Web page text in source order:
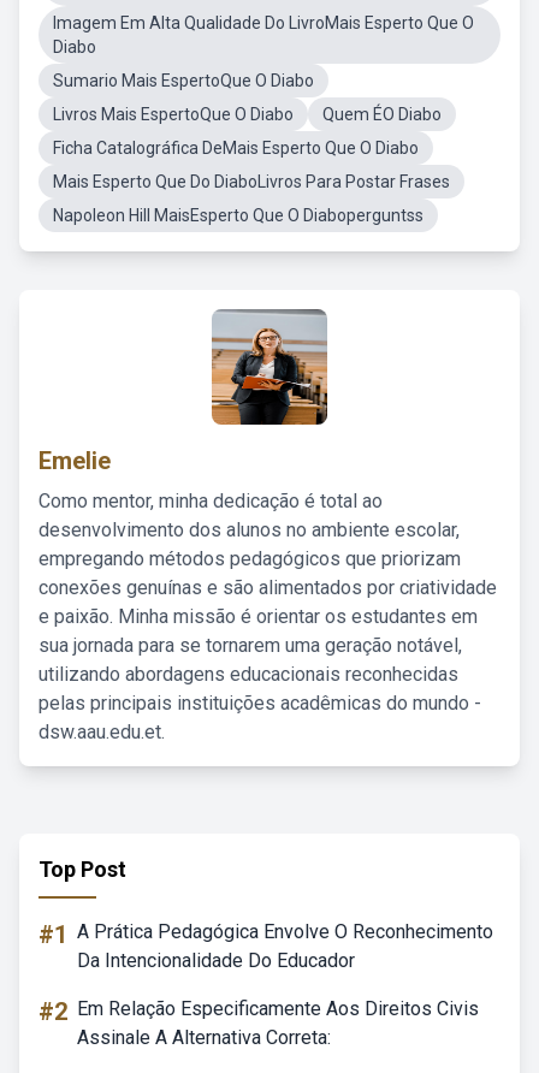
Imagem Em Alta Qualidade Do LivroMais Esperto Que O
Diabo
Sumario Mais EspertoQue O Diabo
Livros Mais EspertoQue O Diabo
Quem ÉO Diabo
Ficha Catalográfica DeMais Esperto Que O Diabo
Mais Esperto Que Do DiaboLivros Para Postar Frases
Napoleon Hill MaisEsperto Que O Diaboperguntss
Emelie
Como mentor, minha dedicação é total ao
desenvolvimento dos alunos no ambiente escolar,
empregando métodos pedagógicos que priorizam
conexões genuínas e são alimentados por criatividade
e paixão. Minha missão é orientar os estudantes em
sua jornada para se tornarem uma geração notável,
utilizando abordagens educacionais reconhecidas
pelas principais instituições acadêmicas do mundo -
dsw.aau.edu.et.
Top Post
#1 A Prática Pedagógica Envolve O Reconhecimento
Da Intencionalidade Do Educador
#2 Em Relação Especificamente Aos Direitos Civis
Assinale A Alternativa Correta: